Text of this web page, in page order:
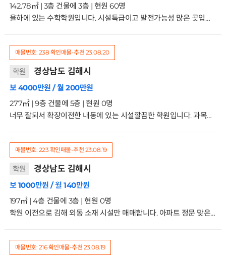
142.78㎡ | 3층 건물에 3층 | 현원 60명
율하에 있는 수학학원입니다. 시설특급이고 발전가능성 많은 곳입니다. 선생님 2분-150만. 120만있습니다. 원생 초등이고 차량운행없습니다 키워보실분 문의주세요 거래형태:임대 종류:제2종근생-학원사용승인일:2020.1.17입주가능일:혐의 주차:가능 방향:주출입구기준 남서향 관리비15만원3/3층
매물번호: 238 확인매물-추천 23.08.20
학원 경상남도 김해시
보 4000만원 / 월 200만원
277㎡ | 9층 건물에 5층 | 현원 0명
너무 잘되서 확장이전한 내동에 있는 시설깔끔한 학원입니다. 과목상관없습니다. 학원건물이라 원생자원들 많은 곳이니 새로 시작하실분 문의주세요 거래형태:임대 종류:교육연구시설-학원사용승인일:2003.10.27입주가능일:협의 주차:가능 방향:주출입구기준서향 관리비:50만원5/9층
매물번호: 223확인매물-추천 23.08.19
학원 경상남도 김해시
보 1000만원 / 월 140만원
197㎡ | 4층 건물에 3층 | 현원 0명
학원 이전으로 김해 외동 소재 시설만 매매합니다. 아파트 정문 맞은편으로, 옆에 마트, 중학교 등하교길에 위치해있고, 걸어서 10분거리 안에 초중고 각각1개씩 있습니다. 부분리모델링한지 1년채 안된 깔끔한 45평 학원입니다. 강의실4개 / 원장실1개 / 상담실1개 / 자습실(로비) / 화장실 보증금 1000 / 월세 140 / 관리비 5 / 시설비 협의 가능 교실마다 에어컨 모두 설치되어 있습니다. 거래형태:임대 종류:학원 사용승인일:2004.11.29입주가능일:협의 주차:가능 방향:주출입구기준 서향 관리비:5만원3/4층
매물번호: 216확인매물-추천 23.08.19